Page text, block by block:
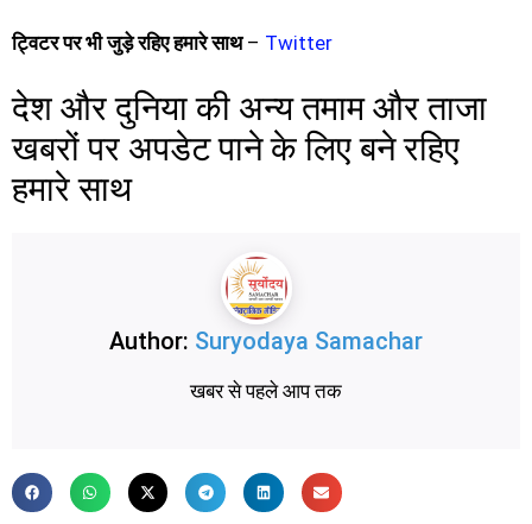
ट्विटर पर भी जुड़े रहिए हमारे साथ– Twitter
देश और दुनिया की अन्य तमाम और ताजा
खबरों पर अपडेट पाने के लिए बने रहिए
हमारे साथ
Author: Suryodaya Samachar
खबर से पहले आप तक